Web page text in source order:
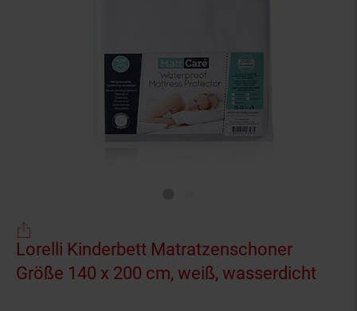
Lorelli Kinderbett Matratzenschoner
Größe 140 x 200 cm, weiß, wasserdicht